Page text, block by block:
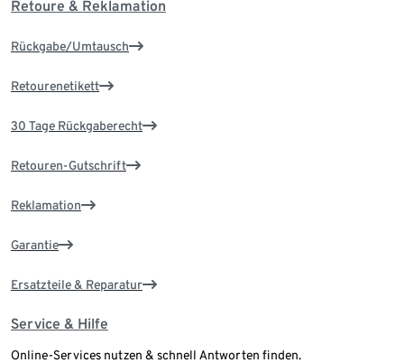
Retoure & Reklamation
Rückgabe/Umtausch
Retourenetikett
30 Tage Rückgaberecht
Retouren-Gutschrift
Reklamation
Garantie
Ersatzteile & Reparatur
Service & Hilfe
Online-Services nutzen & schnell Antworten finden.